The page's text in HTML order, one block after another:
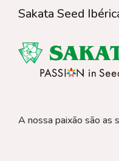
Sakata Seed
A nossa paixão são as